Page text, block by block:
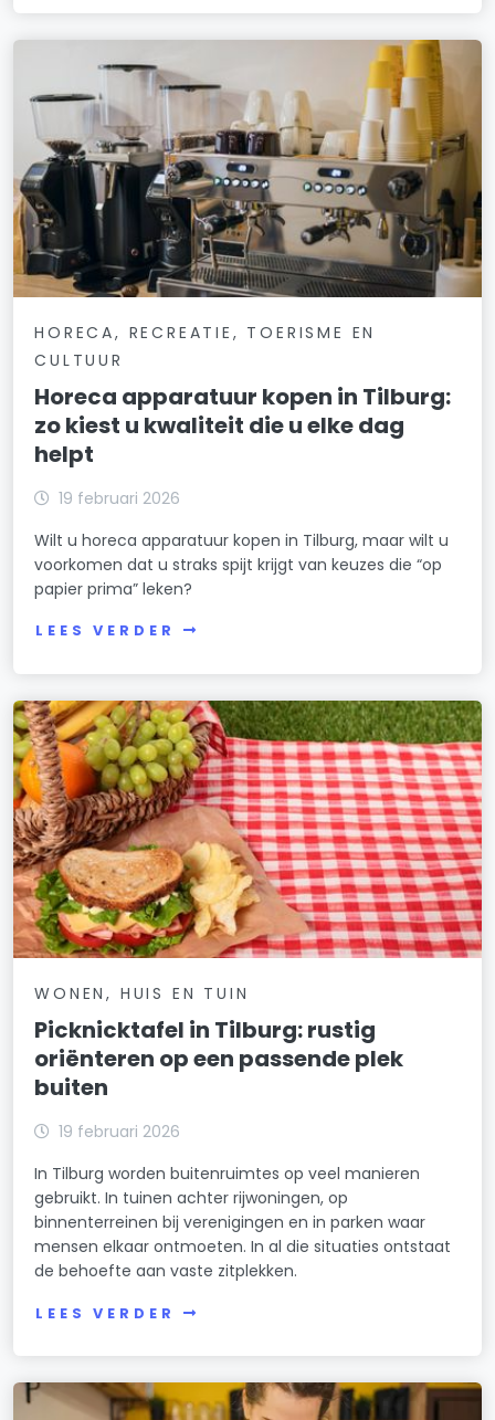
HORECA, RECREATIE, TOERISME EN
CULTUUR
Horeca apparatuur kopen in Tilburg:
zo kiest u kwaliteit die u elke dag
helpt
19 februari 2026
Wilt u horeca apparatuur kopen in Tilburg, maar wilt u
voorkomen dat u straks spijt krijgt van keuzes die “op
papier prima” leken?
LEES VERDER
WONEN, HUIS EN TUIN
Picknicktafel in Tilburg: rustig
oriënteren op een passende plek
buiten
19 februari 2026
In Tilburg worden buitenruimtes op veel manieren
gebruikt. In tuinen achter rijwoningen, op
binnenterreinen bij verenigingen en in parken waar
mensen elkaar ontmoeten. In al die situaties ontstaat
de behoefte aan vaste zitplekken.
LEES VERDER